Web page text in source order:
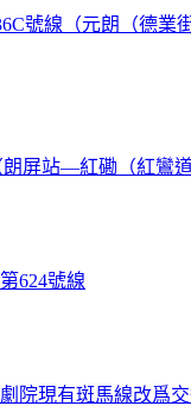
號線（元朗（德業
朗屏站—紅磡（紅鸞
624號線
院現有斑馬線改爲